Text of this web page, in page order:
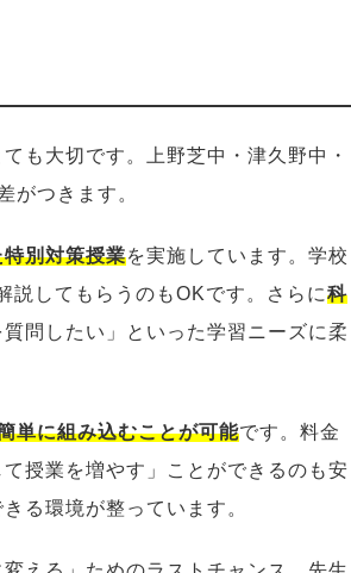
ても大切です。上野芝中・津久野中・
がつきます。
別対策授業を実施しています。学校
説してもらうのもOKです。さらに科
問したい」といった学習ニーズに柔
単に組み込むことが可能です。料金
授業を増やす」ことができるのも安
る環境が整っています。